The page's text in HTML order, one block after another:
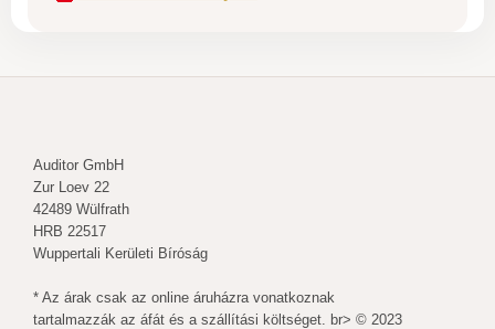
Auditor GmbH
Zur Loev 22
42489 Wülfrath
HRB 22517
Wuppertali Kerületi Bíróság
* Az árak csak az online áruházra vonatkoznak
tartalmazzák az áfát és a szállítási költséget. br> © 2023